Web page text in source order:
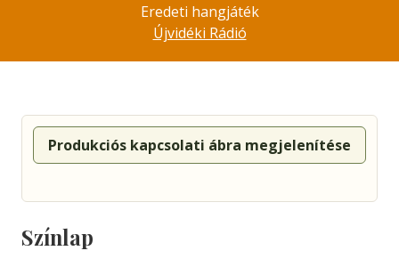
Eredeti hangjáték
Újvidéki Rádió
Produkciós kapcsolati ábra megjelenítése
Színlap